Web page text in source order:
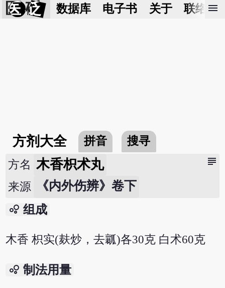
医 砭 数据库 电子书 关于 联络我
menu
方剂大全 拼音 搜寻
subject
方名 木香枳术丸
来源 《内外伤辨》卷下
bubble_chart 组成
木香 枳实(麸炒，去瓤)各30克 白术60克
bubble_chart 制法用量